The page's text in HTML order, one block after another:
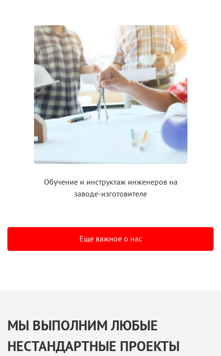
Обучение и инструктажинженеров на
заводе-изготовителе
Еще важное о нас
МЫ ВЫПОЛНИМ ЛЮБЫЕ
НЕСТАНДАРТНЫЕ ПРОЕКТЫ